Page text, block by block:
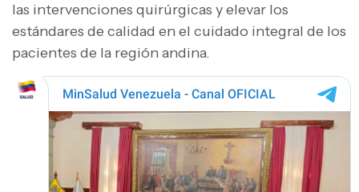
las intervenciones quirúrgicas y elevar los
estándares de calidad en el cuidado integral de los
pacientes de la región andina.